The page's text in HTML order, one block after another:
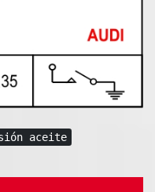
aceite